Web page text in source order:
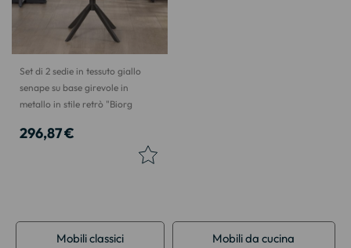
Set di 2 sedie in tessuto giallo
senape su base girevole in
metallo in stile retrò "Biorg
296,87 €
Mobili classici Mobili da cucina